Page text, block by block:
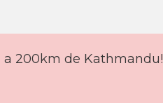
a 200km de Kathmandu!